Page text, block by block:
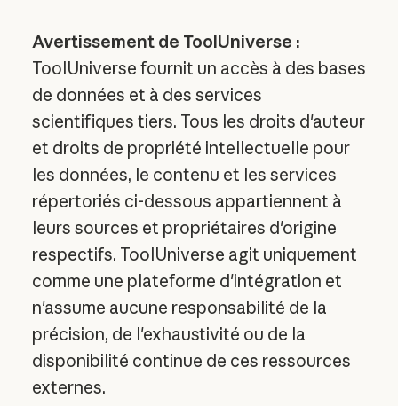
Avertissement de ToolUniverse :
ToolUniverse fournit un accès à des bases
de données et à des services
scientifiques tiers. Tous les droits d'auteur
et droits de propriété intellectuelle pour
les données, le contenu et les services
répertoriés ci-dessous appartiennent à
leurs sources et propriétaires d'origine
respectifs. ToolUniverse agit uniquement
comme une plateforme d'intégration et
n'assume aucune responsabilité de la
précision, de l'exhaustivité ou de la
disponibilité continue de ces ressources
externes.